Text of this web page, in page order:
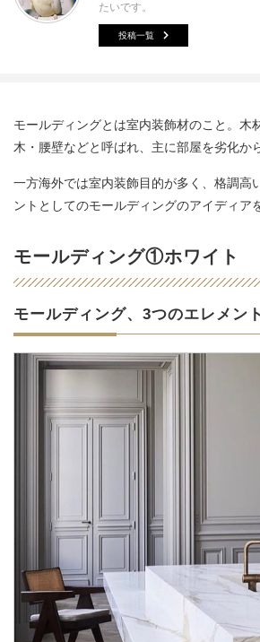
たいです。
投稿一覧
モールディングとは室内装飾材のこと。木
木・腰壁などと呼ばれ、主に部屋を劣化か
一方海外では室内装飾目的が多く、格調高
ントとしてのモールディングのアイディア
モールディング①ホワイト
モールディング、3つのエレメン